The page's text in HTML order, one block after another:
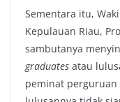
Sementara itu,
Kepulauan Riau,
sambutanya
graduates atau
peminat